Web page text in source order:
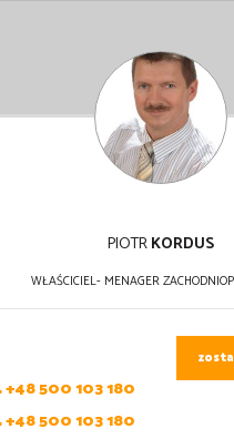
PIOTRKORDUS
WŁAŚCICIEL- MENAGER
+48 500 103 180
+48 500 103 180